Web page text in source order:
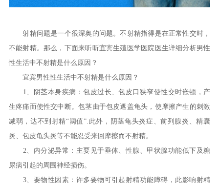
射精问题是一个很深奥的问题。不射精指得是在正常性交时，
不能射精。那么，下面来听听宜宾生殖医学医院医生详细分析男性
性生活中不射精是什么原因？
宜宾男性性生活中不射精是什么原因？
1、阴茎本身疾病：包皮过长、包皮口狭窄使性交时嵌顿，产
生疼痛而使性交中断。包茎由于包皮遮盖龟头，使摩擦产生的刺激
减弱，达不到射精“阈值”.此外，阴茎龟头炎症、前列腺炎、精囊
炎、包皮龟头炎等不能忍受来回摩擦而不射精。
2、内分泌异常：主要见于垂体、性腺、甲状腺功能低下及糖
尿病引起的周围神经损伤。
3、要物性因素：许多要物可引起射精功能障碍，此影响射精